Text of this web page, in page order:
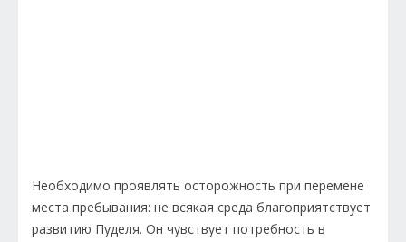
Необходимо проявлять осторожность при перемене
места пребывания: не всякая среда благоприятствует
развитию Пуделя. Он чувствует потребность в